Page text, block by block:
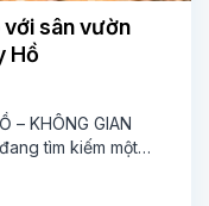
với sân vườn
Hồ
– KHÔNG GIAN
tìm kiếm một
Nội? Ngôi nhà tuyệt